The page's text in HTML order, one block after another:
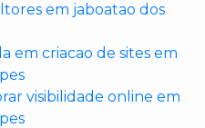
em jaboatao dos
em criacao de sites em
visibilidade online em